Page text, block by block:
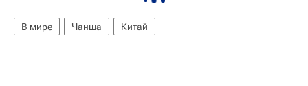
В мире Чанша Китай